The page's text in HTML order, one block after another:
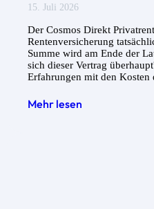
15. Juli 2026
Der Cosmos Direkt
Rentenversicherung
Summe wird am Ende der
sich dieser Vertrag
Erfahrungen mit den Kosten
Mehr lesen